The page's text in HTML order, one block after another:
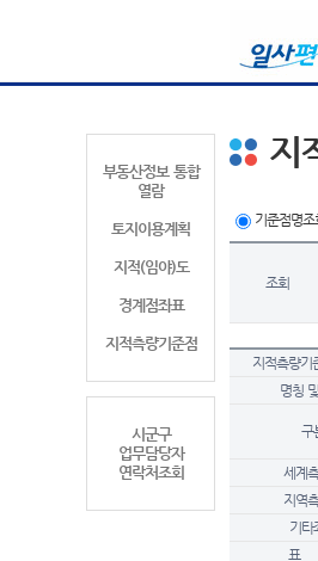
부동산정보 통합
열람
토지이용계획
지적(임야)도
경계점좌표
지적측량기준점
시군구
업무담당자
연락처조회
지
기준점명조
조회
지적측량
명칭
구
세계
지역
기타
표